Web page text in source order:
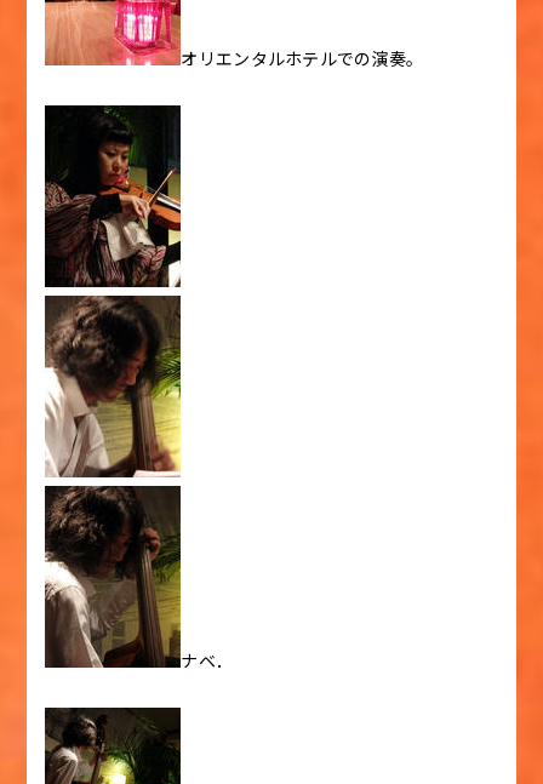
オリエンタルホテルでの演奏。
ナベ．